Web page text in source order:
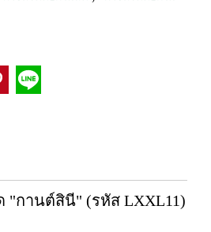
"กานต์สินี" (รหัส LXXL11)